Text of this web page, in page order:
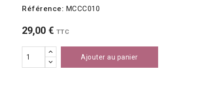
Référence: MCCC010
29,00 € TTC
Ajouter au panier